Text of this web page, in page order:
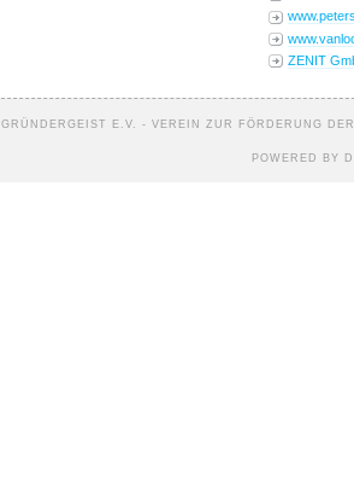
ZENIT
GRÜNDERGEIST E.V. - VEREIN ZUR FÖRDERUNG
POWERED BY